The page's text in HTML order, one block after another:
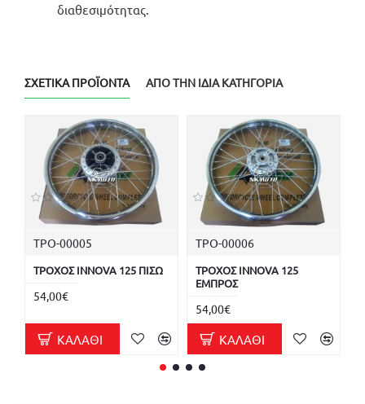
διαθεσιμότητας.
ΣΧΕΤΙΚΆ ΠΡΟΪΌΝΤΑ ΑΠΌ ΤΗΝ ΊΔΙΑ ΚΑΤΗΓΟΡΊΑ
ΤΡΟ-00005
ΤΡΟΧΟΣ INNOVA 125 ΠΙΣΩ
54,00€
ΚΑΛΆΘΙ
ΤΡΟ-00006
ΤΡΟΧΟΣ INNOVA 125
ΕΜΠΡΟΣ
54,00€
ΚΑΛΆΘΙ